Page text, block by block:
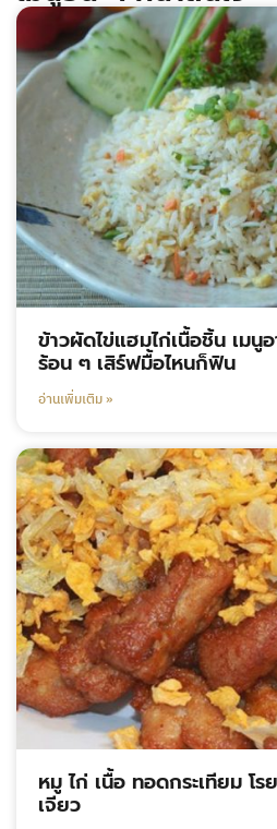
ข้าวผัดไข่แฮมไก่เนื้อชิ้น เมนู
ร้อน ๆ เสิร์ฟมื้อไหนก็ฟิน
อ่านเพิ่มเติม »
หมู ไก่ เนื้อ ทอดกระเทียม โ
เจียว